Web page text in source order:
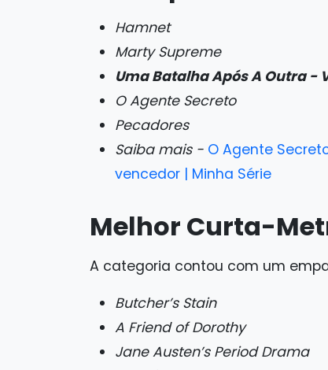
Hamnet
Marty Supreme
Uma Batalha Após A Outra -
O Agente Secreto
Pecadores
Saiba mais - O Agente
vencedor | Minha Série
Melhor Curta-
A categoria contou com um
Butcher’s Stain
A Friend of Dorothy
Jane Austen’s Period Drama